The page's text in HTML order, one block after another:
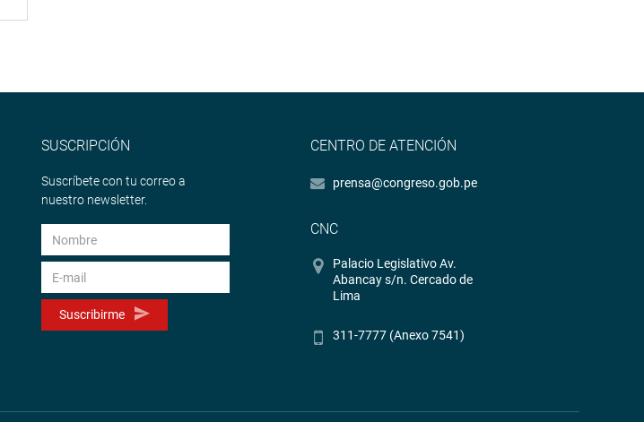
SUSCRIPCIÓN
Suscríbete con tu correo a
nuestro newsletter.
Suscribirme
CENTRO DE ATENCIÓN
prensa@congreso.gob.pe
CNC
Palacio Legislativo Av.
Abancay s/n. Cercado de
Lima
311-7777 (Anexo 7541)